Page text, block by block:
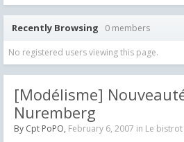
Recently Browsing 0 members
No registered users viewing this page.
[Modélisme]
Nuremberg
By Cpt PoPO, February 6, 2007 in Le